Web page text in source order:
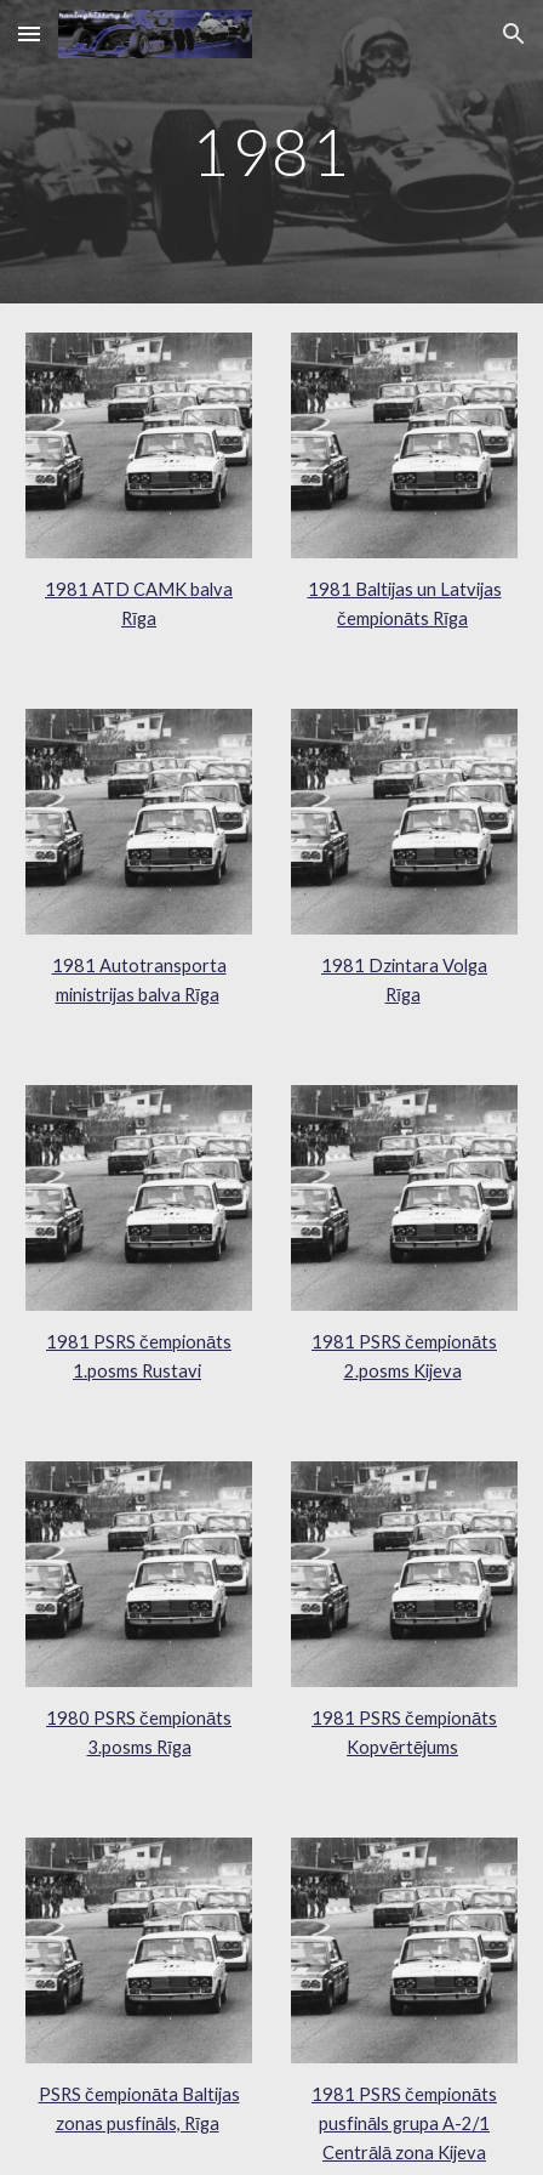
Skip to main content Skip to navigation
1981
1981 ATD CAMK balva
Rīga
1981 Baltijas un Latvijas
čempionāts Rīga
1981 Autotransporta
ministrijas balva Rīga
1981 Dzintara Volga
Rīga
1981 PSRS čempionāts
1.posms Rustavi
1981 PSRS čempionāts
2.posms Kijeva
1980 PSRS čempionāts
3.posms Rīga
1981 PSRS čempionāts
Kopvērtējums
PSRS čempionāta Baltijas
zonas pusfināls, Rīga
1981 PSRS čempionāts
pusfināls grupa A-2/1
Centrālā zona Kijeva